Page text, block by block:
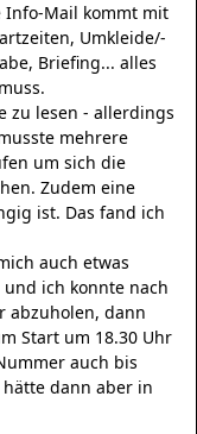
Info-Mail kommt mit
Umkleide/-
Briefing... alles
zu lesen - allerdings
mehrere
um sich die
Zudem eine
ist. Das fand ich
auch etwas
ich konnte nach
abzuholen, dann
Start um 18.30 Uhr
auch bis
dann aber in